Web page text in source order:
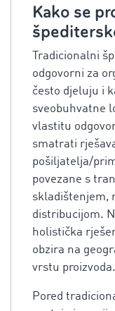
Kako se
Tradicionalni
odgovorni za
često djeluju i
sveobuhvatne
vlastitu
smatrati
pošiljatelja/
povezane s
skladištenjem,
distribucijom.
holistička
obzira na
vrstu proizvoda.
Pored